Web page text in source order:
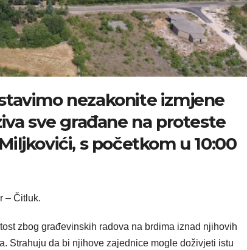
nezakonite izmjene
sve građane na proteste
s početkom u 10:00
– Čitluk.
zbog građevinskih radova na brdima iznad njihovih
Strahuju da bi njihove zajednice mogle doživjeti istu